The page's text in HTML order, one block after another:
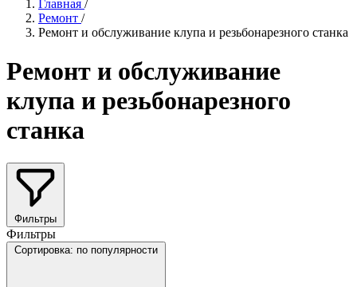
Главная /
Ремонт /
Ремонт и обслуживание клупа и резьбонарезного станка
Ремонт и обслуживание
клупа и резьбонарезного
станка
Фильтры
Фильтры
Сортировка: по популярности